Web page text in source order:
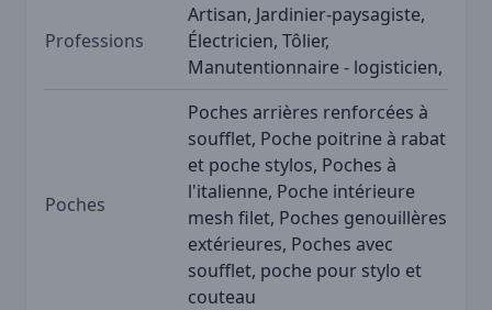
Professions
Artisan, Jardinier-paysagiste,
Électricien, Tôlier,
Manutentionnaire - logisticien,
Poches
Poches arrières renforcées à
soufflet, Poche poitrine à rabat
et poche stylos, Poches à
l'italienne, Poche intérieure
mesh filet, Poches genouillères
extérieures, Poches avec
soufflet, poche pour stylo et
couteau